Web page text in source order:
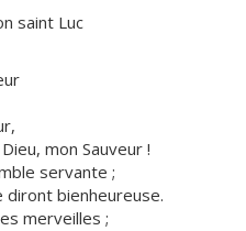
saint Luc
mon Sauveur !
servante ;
bienheureuse.
merveilles ;